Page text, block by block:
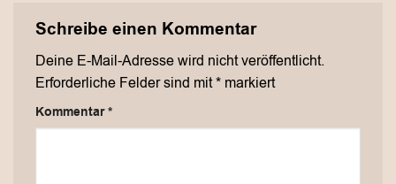
Schreibe einen Kommentar
Deine E-Mail-Adresse wird nicht veröffentlicht.
Erforderliche Felder sind mit* markiert
Kommentar*